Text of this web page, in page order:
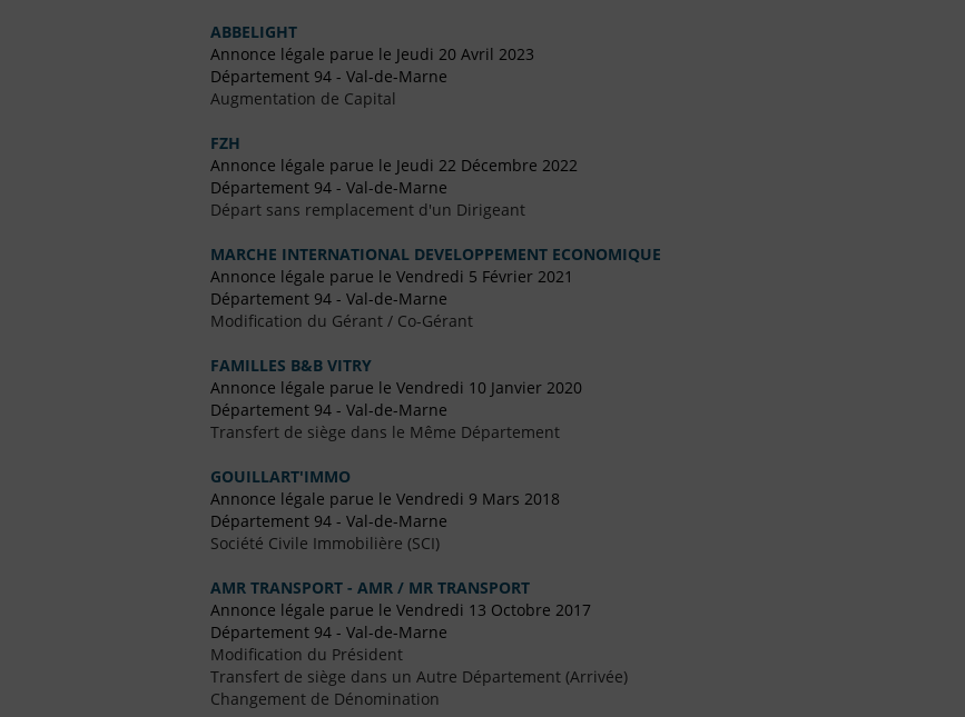
ABBELIGHT
Annonce légale parue le Jeudi 20 Avril 2023
Département 94 - Val-de-Marne
Augmentation de Capital
FZH
Annonce légale parue le Jeudi 22 Décembre 2022
Département 94 - Val-de-Marne
Départ sans remplacement d'un Dirigeant
MARCHE INTERNATIONAL DEVELOPPEMENT ECONOMIQUE
Annonce légale parue le Vendredi 5 Février 2021
Département 94 - Val-de-Marne
Modification du Gérant / Co-Gérant
FAMILLES B&B VITRY
Annonce légale parue le Vendredi 10 Janvier 2020
Département 94 - Val-de-Marne
Transfert de siège dans le Même Département
GOUILLART'IMMO
Annonce légale parue le Vendredi 9 Mars 2018
Département 94 - Val-de-Marne
Société Civile Immobilière (SCI)
AMR TRANSPORT - AMR / MR TRANSPORT
Annonce légale parue le Vendredi 13 Octobre 2017
Département 94 - Val-de-Marne
Modification du Président
Transfert de siège dans un Autre Département (Arrivée)
Changement de Dénomination